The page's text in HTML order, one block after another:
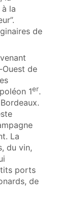
la
de
de
1er.
La
du vin,
ports
de